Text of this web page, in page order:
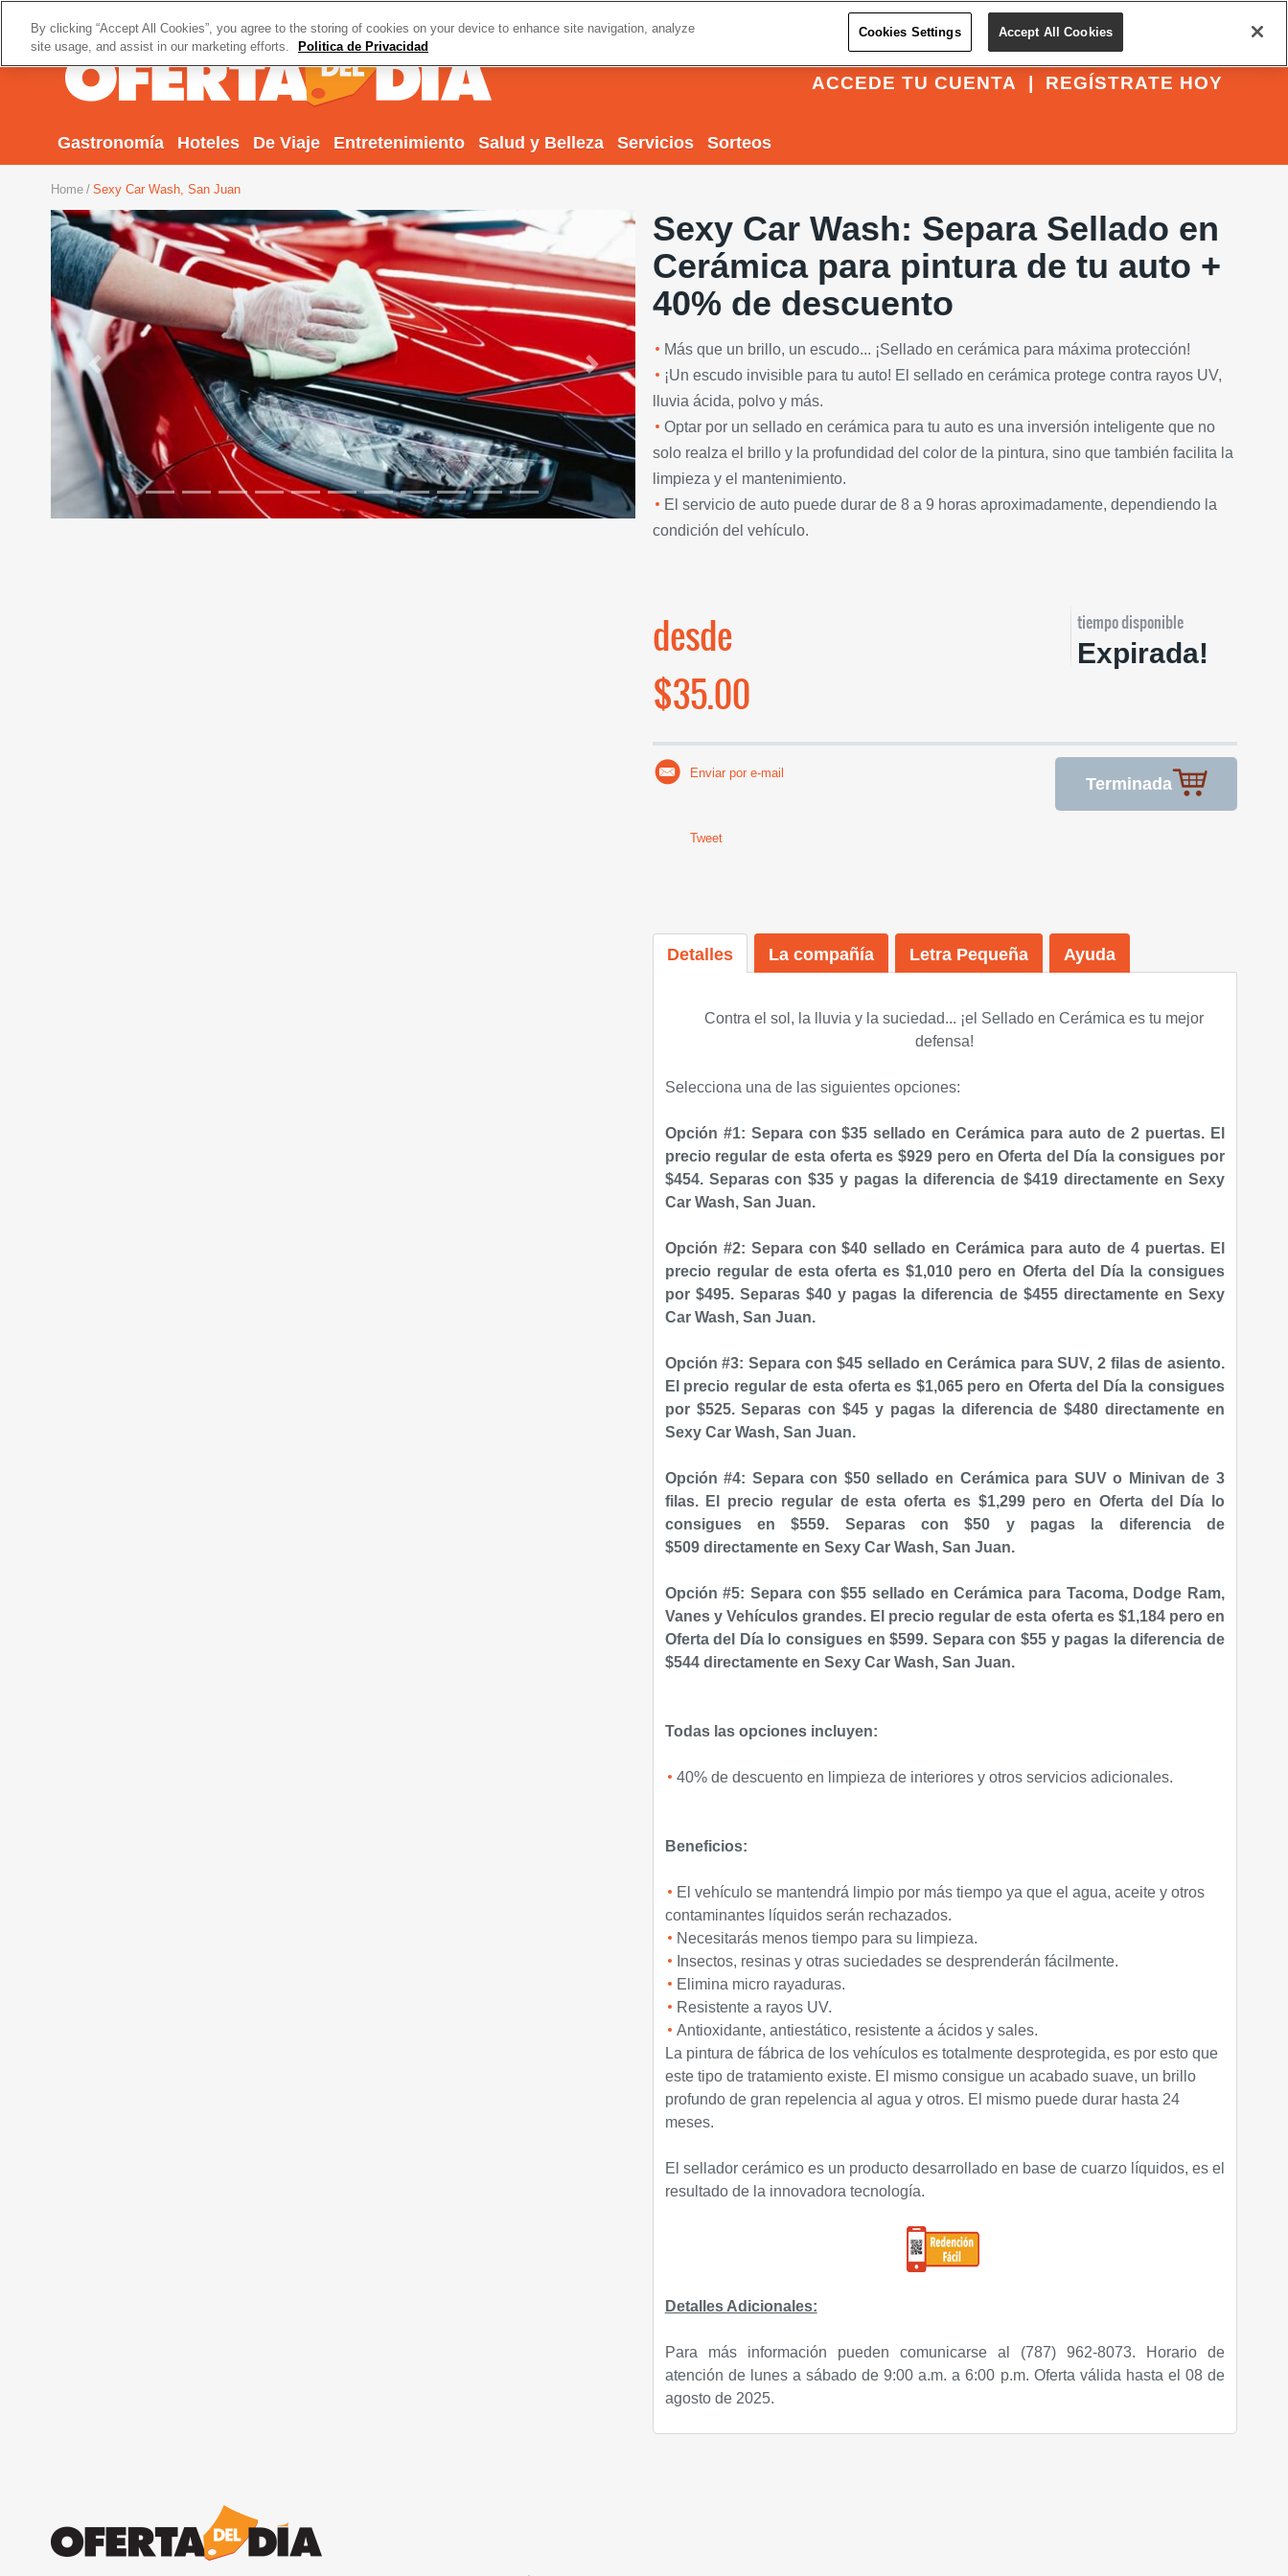
REGÍSTRATE HOY
ACCEDE TU CUENTA
Gastronomía Hoteles De Viaje Entretenimiento Salud y Belleza Servicios Sorteos
Home Sexy Car Wash, San Juan
Previous Next
Sexy Car Wash: Separa Sellado en
Cerámica para pintura de tu auto +
40% de descuento
Más que un brillo, un escudo... ¡Sellado en cerámica para máxima protección!
¡Un escudo invisible para tu auto! El sellado en cerámica protege contra rayos UV,
lluvia ácida, polvo y más.
Optar por un sellado en cerámica para tu auto es una inversión inteligente que no
solo realza el brillo y la profundidad del color de la pintura, sino que también facilita la
limpieza y el mantenimiento.
El servicio de auto puede durar de 8 a 9 horas aproximadamente, dependiendo la
condición del vehículo.
desde
$35.00
tiempo disponible
Expirada!
Terminada
Enviar por e-mail
Tweet
Detalles La compañía Letra Pequeña Ayuda
Contra el sol, la lluvia y la suciedad... ¡el Sellado en Cerámica es tu mejor
defensa!
Selecciona una de las siguientes opciones:
Opción #1: Separa con $35 sellado en Cerámica para auto de 2 puertas. El
precio regular de esta oferta es $929 pero en Oferta del Día la consigues por
$454. Separas con $35 y pagas la diferencia de $419 directamente en Sexy
Car Wash, San Juan.
Opción #2: Separa con $40 sellado en Cerámica para auto de 4 puertas. El
precio regular de esta oferta es $1,010 pero en Oferta del Día la consigues
por $495. Separas $40 y pagas la diferencia de $455 directamente en Sexy
Car Wash, San Juan.
Opción #3: Separa con $45 sellado en Cerámica para SUV, 2 filas de asiento.
El precio regular de esta oferta es $1,065 pero en Oferta del Día la consigues
por $525. Separas con $45 y pagas la diferencia de $480 directamente en
Sexy Car Wash, San Juan.
Opción #4: Separa con $50 sellado en Cerámica para SUV o Minivan de 3
filas. El precio regular de esta oferta es $1,299 pero en Oferta del Día lo
consigues en $559. Separas con $50 y pagas la diferencia de
$509 directamente en Sexy Car Wash, San Juan.
Opción #5: Separa con $55 sellado en Cerámica para Tacoma, Dodge Ram,
Vanes y Vehículos grandes. El precio regular de esta oferta es $1,184 pero en
Oferta del Día lo consigues en $599. Separa con $55 y pagas la diferencia de
$544 directamente en Sexy Car Wash, San Juan.
Todas las opciones incluyen:
40% de descuento en limpieza de interiores y otros servicios adicionales.
Beneficios:
El vehículo se mantendrá limpio por más tiempo ya que el agua, aceite y otros
contaminantes líquidos serán rechazados.
Necesitarás menos tiempo para su limpieza.
Insectos, resinas y otras suciedades se desprenderán fácilmente.
Elimina micro rayaduras.
Resistente a rayos UV.
Antioxidante, antiestático, resistente a ácidos y sales.
La pintura de fábrica de los vehículos es totalmente desprotegida, es por esto que
este tipo de tratamiento existe. El mismo consigue un acabado suave, un brillo
profundo de gran repelencia al agua y otros. El mismo puede durar hasta 24
meses.
El sellador cerámico es un producto desarrollado en base de cuarzo líquidos, es el
resultado de la innovadora tecnología.
Detalles Adicionales:
Para más información pueden comunicarse al (787) 962-8073. Horario de
atención de lunes a sábado de 9:00 a.m. a 6:00 p.m. Oferta válida hasta el 08 de
agosto de 2025.
By clicking “Accept All Cookies”, you agree to the storing of cookies on your device to enhance site navigation, analyze
site usage, and assist in our marketing efforts.
Politica de Privacidad
Cookies Settings Accept All Cookies